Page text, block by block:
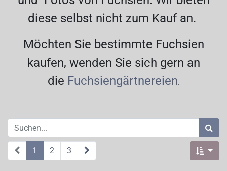
diese selbst nicht zum Kauf an.
Möchten Sie bestimmte Fuchsien
kaufen, wenden Sie sich gern an
die Fuchsiengärtnereien.
1 2 3